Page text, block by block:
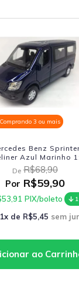
Comprando 3 ou mais
Benz
Azul Marinho
De R$68,90
Por R$59,90
PIX/boleto
x de R$5,45 sem